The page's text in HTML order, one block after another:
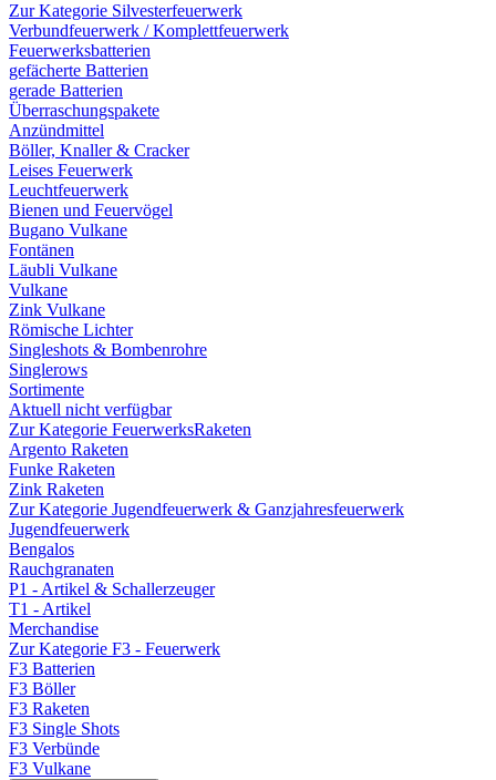
Zur Kategorie Silvesterfeuerwerk
Verbundfeuerwerk / Komplettfeuerwerk
Feuerwerksbatterien
gefächerte Batterien
gerade Batterien
Überraschungspakete
Anzündmittel
Böller, Knaller & Cracker
Leises Feuerwerk
Leuchtfeuerwerk
Bienen und Feuervögel
Bugano Vulkane
Fontänen
Läubli Vulkane
Vulkane
Zink Vulkane
Römische Lichter
Singleshots & Bombenrohre
Singlerows
Sortimente
Aktuell nicht verfügbar
Zur Kategorie FeuerwerksRaketen
Argento Raketen
Funke Raketen
Zink Raketen
Zur Kategorie Jugendfeuerwerk & Ganzjahresfeuerwerk
Jugendfeuerwerk
Bengalos
Rauchgranaten
P1 - Artikel & Schallerzeuger
T1 - Artikel
Merchandise
Zur Kategorie F3 - Feuerwerk
F3 Batterien
F3 Böller
F3 Raketen
F3 Single Shots
F3 Verbünde
F3 Vulkane